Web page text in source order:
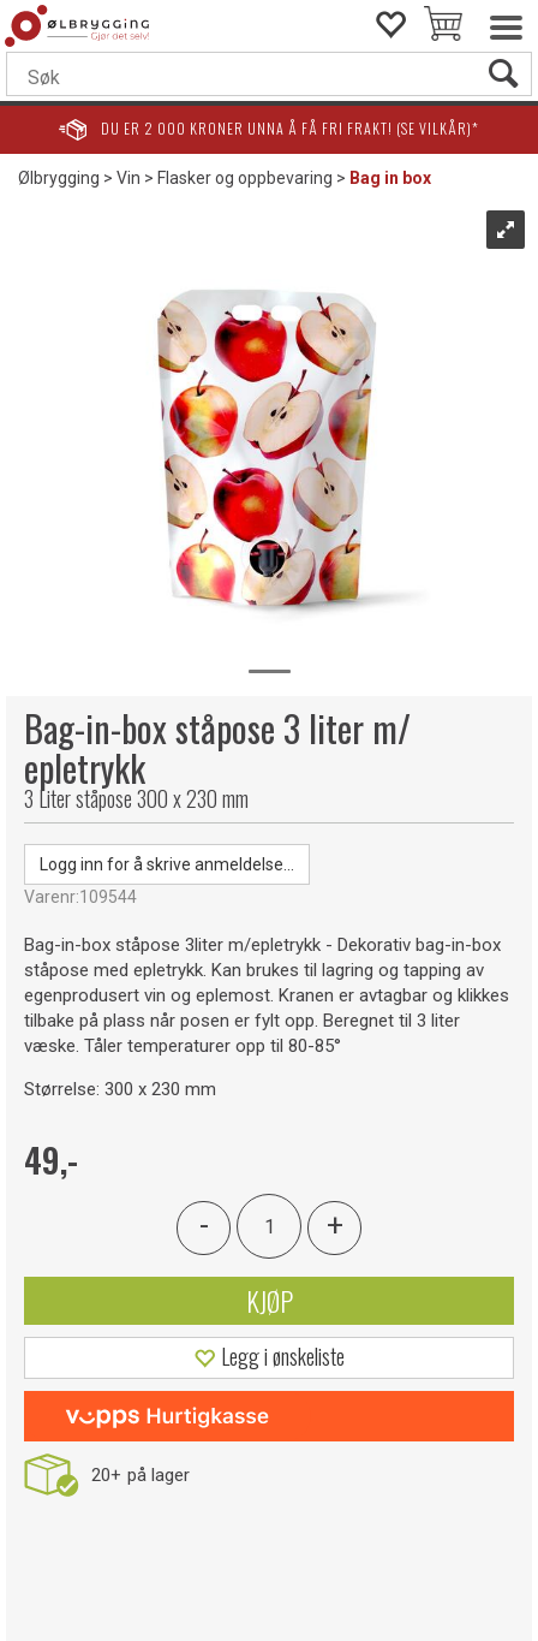
DU ER 2 000 KRONER UNNA Å FÅ FRI FRAKT! (SE VILKÅR)*
Ølbrygging>Vin>Flasker og oppbevaring> Bag in box
Bag-in-box ståpose 3 liter m/
epletrykk
3 Liter ståpose 300 x 230 mm
Logg inn for å skrive anmeldelse...
Varenr:109544
Bag-in-box ståpose 3liter m/epletrykk - Dekorativ bag-in-box
ståpose med epletrykk. Kan brukes til lagring og tapping av
egenprodusert vin og eplemost. Kranen er avtagbar og klikkes
tilbake på plass når posen er fylt opp. Beregnet til 3 liter
væske. Tåler temperaturer opp til 80-85°
Størrelse: 300 x 230 mm
49,-
- +
KJØP
Legg i ønskeliste
20+ på lager